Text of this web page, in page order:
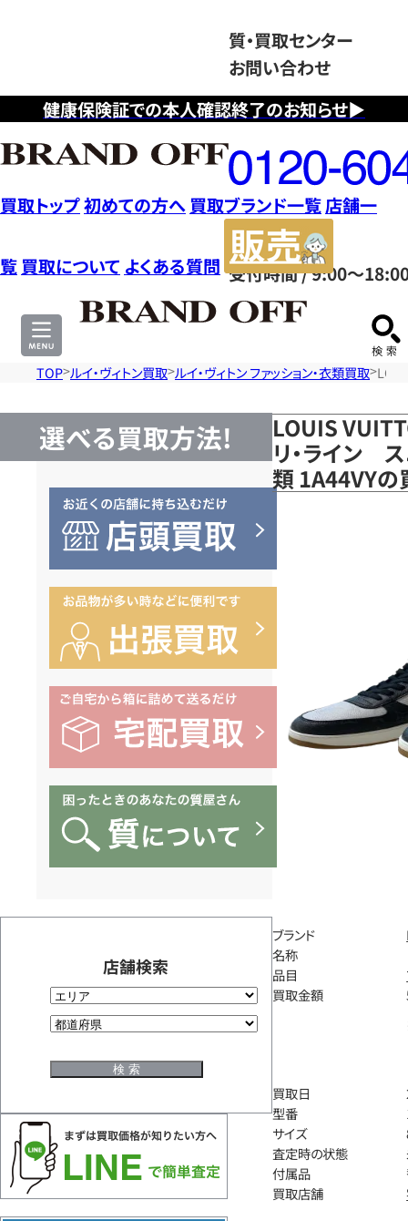
健康保険証での本人確認終了のお知らせ▶
質・買取センター
お問い合わせ
フ
リ
ー
ダ
イ
ヤ
ル
0120604117
受付時間 / 9:00～
買取トップ初めての方へ 買取ブランド一覧店舗一
覧 買取について よくある質問
サ
TOP ルイ・ヴィトン買取 ルイ・ヴィトン ファッション・衣類買取
選べる買取方法!
店舗検索
LOUIS
リ・ライン ス
類 1A44VYの
ブランド
名称
品目
買取金額
買取日
型番
サイズ
査定時の状態
付属品
買取店舗